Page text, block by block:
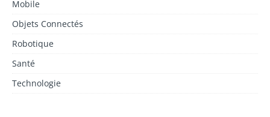
Mobile
Objets Connectés
Robotique
Santé
Technologie